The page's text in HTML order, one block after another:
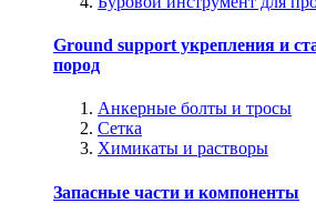
Ground support укрепления и
пород
Анкерные болты и тросы
Сетка
Химикаты и растворы
Запасные части и компоненты